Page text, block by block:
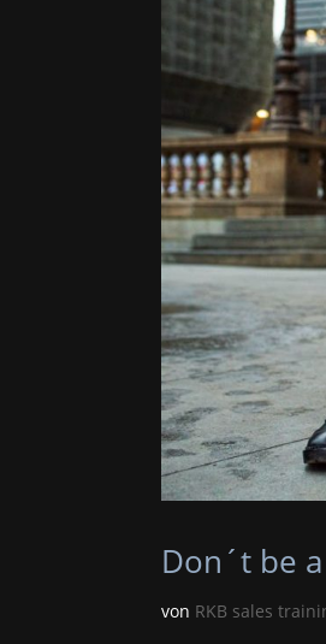
Don´t be
von RKB sales